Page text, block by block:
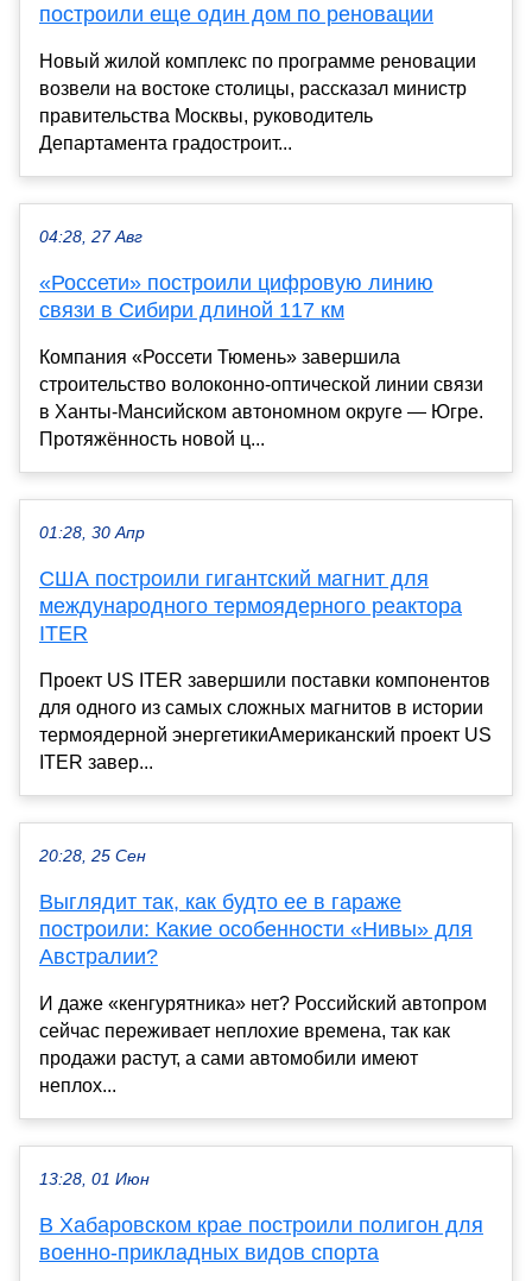
построили еще один дом по реновации
Новый жилой комплекс по программе реновации
возвели на востоке столицы, рассказал министр
правительства Москвы, руководитель
Департамента градостроит...
04:28, 27 Авг
«Россети» построили цифровую линию
связи в Сибири длиной 117 км
Компания «Россети Тюмень» завершила
строительство волоконно-оптической линии связи
в Ханты-Мансийском автономном округе — Югре.
Протяжённость новой ц...
01:28, 30 Апр
США построили гигантский магнит для
международного термоядерного реактора
ITER
Проект US ITER завершили поставки компонентов
для одного из самых сложных магнитов в истории
термоядерной энергетикиАмериканский проект US
ITER завер...
20:28, 25 Сен
Выглядит так, как будто ее в гараже
построили: Какие особенности «Нивы» для
Австралии?
И даже «кенгурятника» нет? Российский автопром
сейчас переживает неплохие времена, так как
продажи растут, а сами автомобили имеют
неплох...
13:28, 01 Июн
В Хабаровском крае построили полигон для
военно-прикладных видов спорта